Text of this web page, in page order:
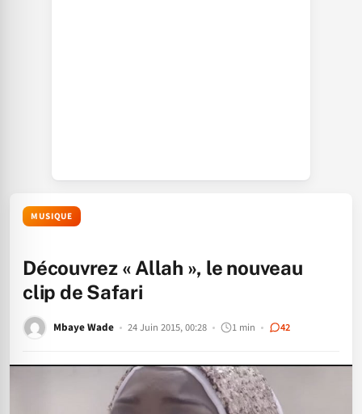
MUSIQUE
Découvrez « Allah », le nouveau
clip de Safari
Mbaye Wade 24 Juin 2015, 00:28 1 min 42